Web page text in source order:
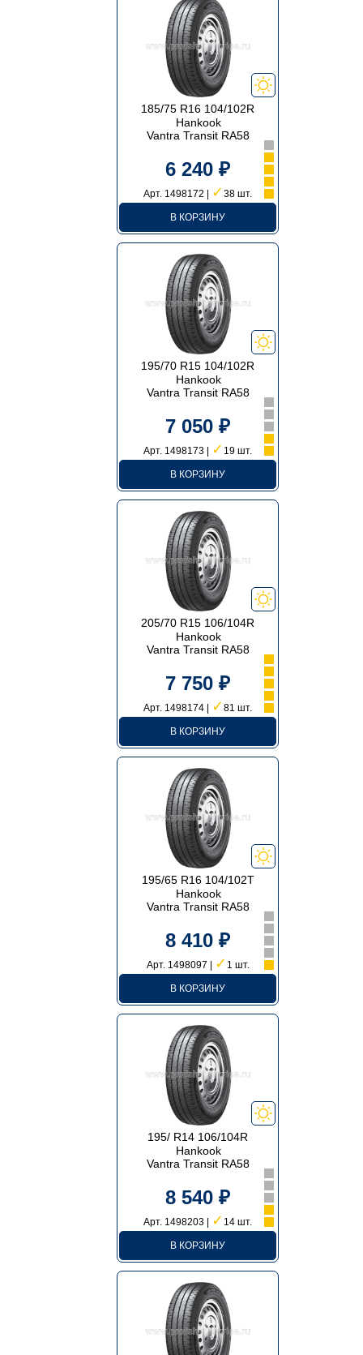
185/75 R16 104/102R
Hankook
Vantra Transit RA58
6 240 ₽
Арт. 1498172 | ✓38 шт.
В КОРЗИНУ
195/70 R15 104/102R
Hankook
Vantra Transit RA58
7 050 ₽
Арт. 1498173 | ✓ 19 шт.
В КОРЗИНУ
205/70 R15 106/104R
Hankook
Vantra Transit RA58
7 750 ₽
Арт. 1498174 | ✓81 шт.
В КОРЗИНУ
195/65 R16 104/102T
Hankook
Vantra Transit RA58
8 410 ₽
Арт. 1498097 | ✓ 1 шт.
В КОРЗИНУ
195/ R14 106/104R
Hankook
Vantra Transit RA58
8 540 ₽
Арт. 1498203 | ✓ 14 шт.
В КОРЗИНУ